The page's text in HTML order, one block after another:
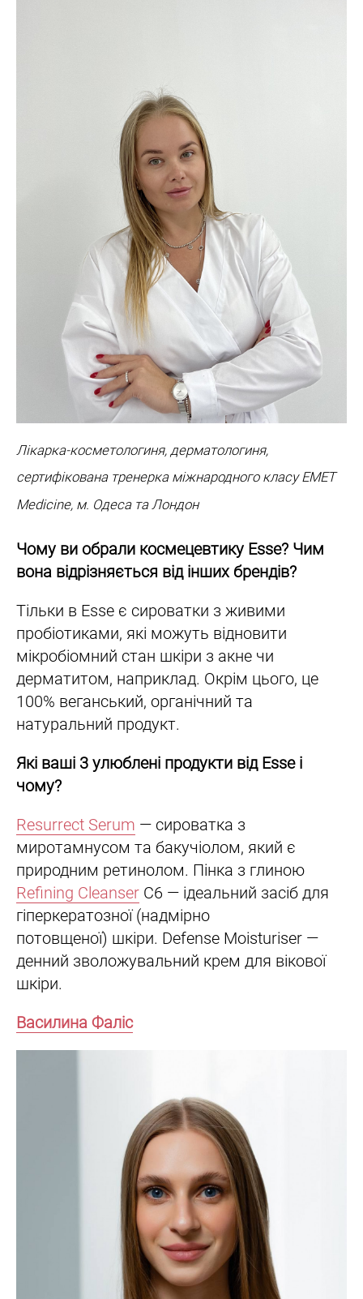
Лікарка-косметологиня, дерматологиня,
сертифікована тренерка міжнародного класу EMET
Medicine, м. Одеса та Лондон
Чому ви обрали космецевтику Esse? Чим
вона відрізняється від інших брендів?
Тільки в Esse є сироватки з живими
пробіотиками, які можуть відновити
мікробіомний стан шкіри з акне чи
дерматитом, наприклад. Окрім цього, це
100% веганський, органічний та
натуральний продукт.
Які ваші 3 улюблені продукти від Esse і
чому?
Resurrect Serum — сироватка з
миротамнусом та бакучіолом, який є
природним ретинолом. Пінка з глиною
Refining Cleanser C6 — ідеальний засіб для
гіперкератозної (надмірно
потовщеної) шкіри. Defense Moisturiser —
денний зволожувальний крем для вікової
шкіри.
Василина Фаліс